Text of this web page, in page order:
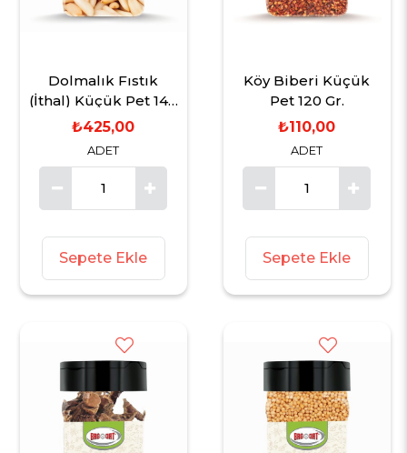
Dolmalık Fıstık
(İthal) Küçük Pet 140
Gr.
ADET
₺425,00
Sepete Ekle
Köy Biberi Küçük
Pet 120 Gr.
ADET
₺110,00
Sepete Ekle